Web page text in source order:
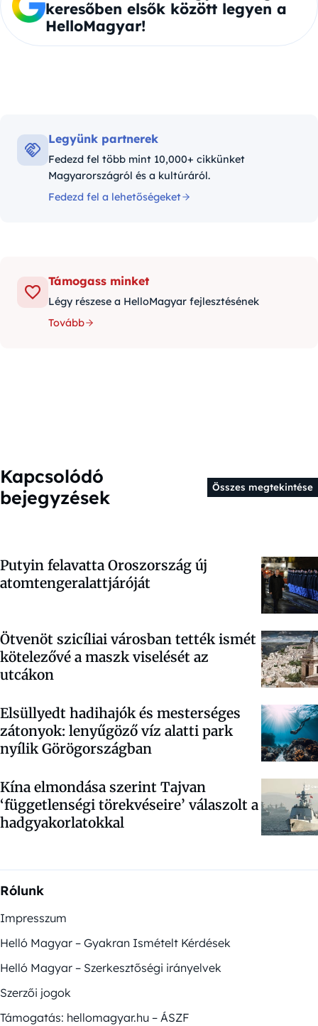
keresőben elsők között legyen a
HelloMagyar!
Legyünk partnerek
Fedezd fel több mint 10,000+ cikkünket
Magyarországról és a kultúráról.
Fedezd fel a lehetőségeket
Támogass minket
Légy részese a HelloMagyar fejlesztésének
Tovább
Kapcsolódó
bejegyzések
Összes megtekintése
Putyin felavatta Oroszország új
atomtengeralattjáróját
Ötvenöt szicíliai városban tették ismét
kötelezővé a maszk viselését az
utcákon
Elsüllyedt hadihajók és mesterséges
zátonyok: lenyűgöző víz alatti park
nyílik Görögországban
Kína elmondása szerint Tajvan
‘függetlenségi törekvéseire’ válaszolt a
hadgyakorlatokkal
Rólunk
Impresszum
Helló Magyar – Gyakran Ismételt Kérdések
Helló Magyar – Szerkesztőségi irányelvek
Szerzői jogok
Támogatás: hellomagyar.hu – ÁSZF